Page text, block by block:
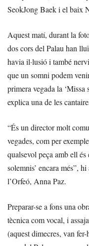
SeokJong Baek i el baix
Aquest matí, durant la
dos cors del Palau han
havia il·lusió i també
que un somni podem
primera vegada la ‘Missa
explica una de les
“És un director molt
vegades, com per
qualsevol peça amb ell
solemnis’ encara més”,
l’Orfeó, Anna Paz.
Preparar-se a fons una
tècnica com vocal, i
(aquest dimecres, van